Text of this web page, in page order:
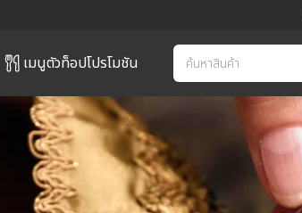
เมนูตัวท็อปโปรโมชัน